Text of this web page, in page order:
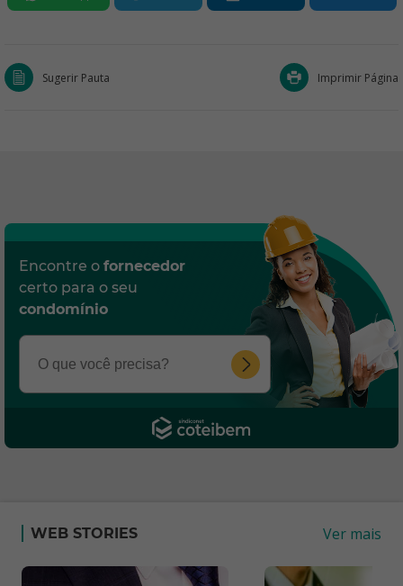
Sugerir Pauta Imprimir Página
Encontre o fornecedor
certo para o seu
condomínio
WEB STORIES Ver mais